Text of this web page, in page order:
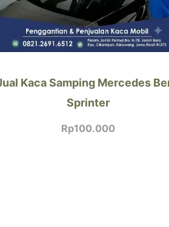
Kaca Samping Mercedes
Sprinter
Rp100.000